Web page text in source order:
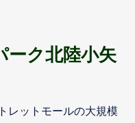
ーク北陸小矢
レットモールの大規模